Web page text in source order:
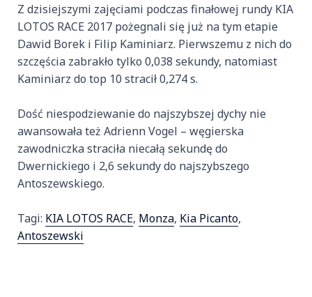
Z dzisiejszymi zajęciami podczas finałowej rundy KIA
LOTOS RACE 2017 pożegnali się już na tym etapie
Dawid Borek i Filip Kaminiarz. Pierwszemu z nich do
szczęścia zabrakło tylko 0,038 sekundy, natomiast
Kaminiarz do top 10 stracił 0,274 s.
Dość niespodziewanie do najszybszej dychy nie
awansowała też Adrienn Vogel – węgierska
zawodniczka straciła niecałą sekundę do
Dwernickiego i 2,6 sekundy do najszybszego
Antoszewskiego.
Tagi: KIA LOTOS RACE, Monza, Kia Picanto,
Antoszewski